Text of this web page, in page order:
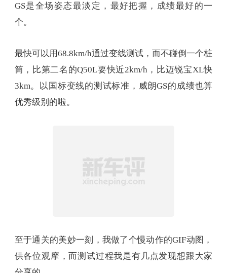
GS是全场姿态最淡定，最好把握，成绩最好的一
个。
最快可以用68.8km/h通过变线测试，而不碰倒一个桩
筒，比第二名的Q50L要快近2km/h，比迈锐宝XL快
3km。以国标变线的测试标准，威朗GS的成绩也算
优秀级别的啦。
至于通关的美妙一刻，我做了个慢动作的GIF动图，
供各位观摩，而测试过程我是有几点发现想跟大家